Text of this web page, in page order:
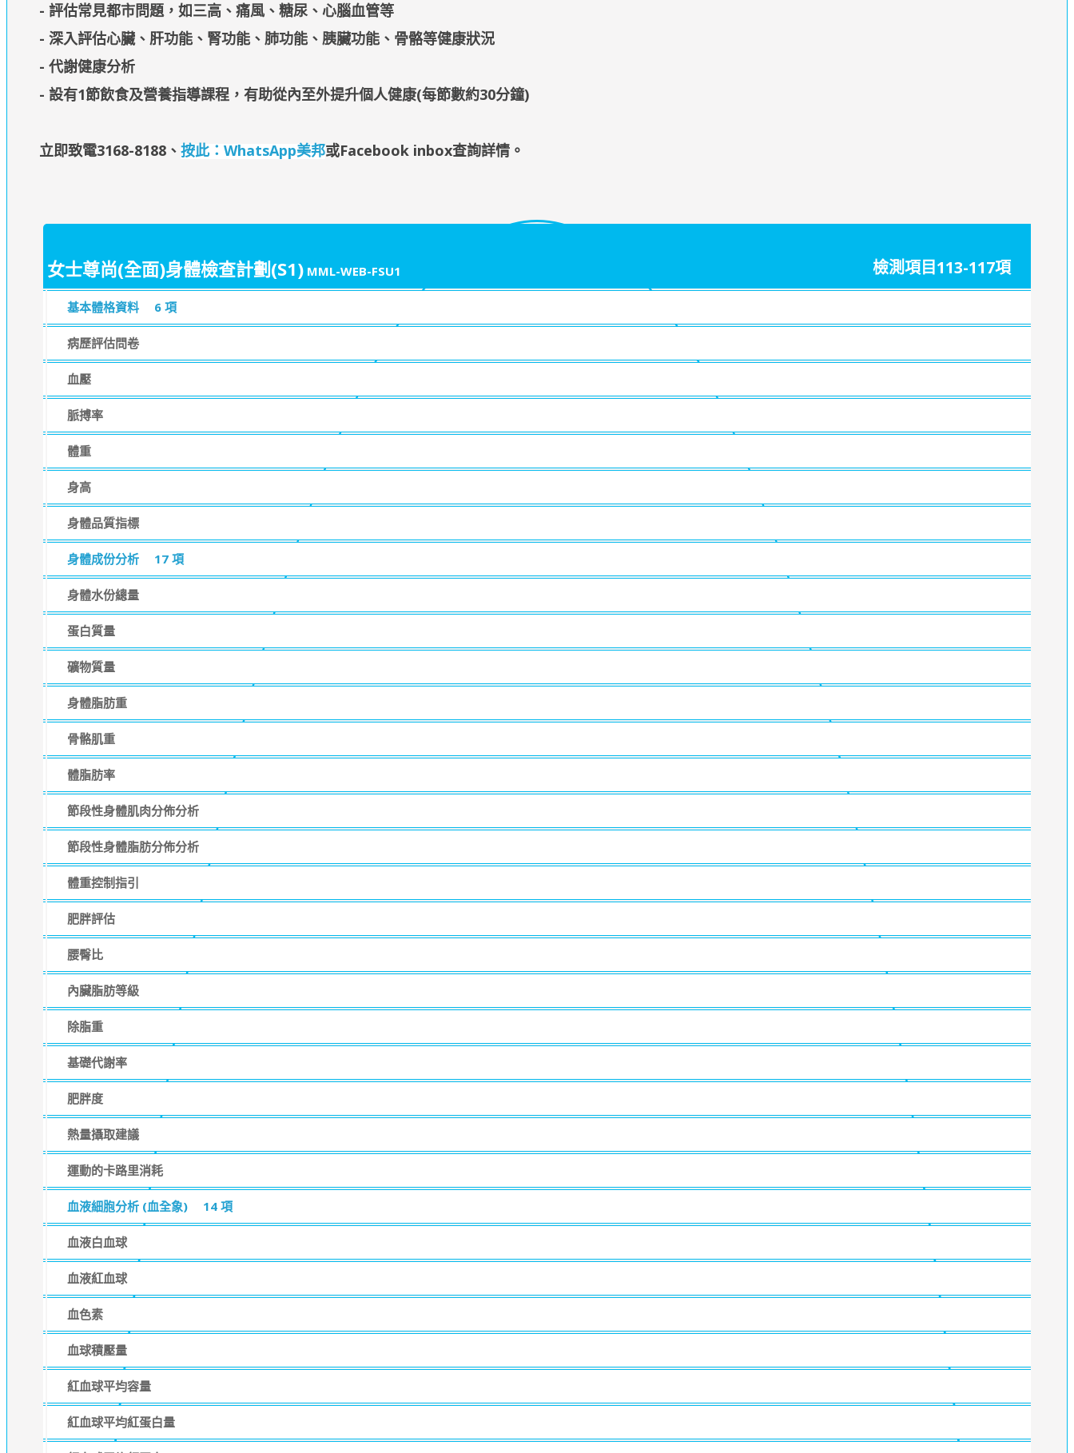
- 評估常見都市問題，如三高、痛風、糖尿、心腦血管等
- 深入評估心臟、肝功能、腎功能、肺功能、胰臟功能、骨骼等健康狀況
- 代謝健康分析
- 設有1節飲食及營養指導課程，有助從內至外提升個人健康(每節數約30分鐘)
立即致電3168-8188、 按此：WhatsApp美邦或Facebook inbox查詢詳情。
女士尊尚(全面)身體檢查計劃(S1) MML-WEB-FSU1 檢測項目113-117項
基本體格資料 6 項
病歷評估問卷
血壓
脈搏率
體重
身高
身體品質指標
身體成份分析 17 項
身體水份總量
蛋白質量
礦物質量
身體脂肪重
骨骼肌重
體脂肪率
節段性身體肌肉分佈分析
節段性身體脂肪分佈分析
體重控制指引
肥胖評估
腰臀比
內臟脂肪等級
除脂重
基礎代謝率
肥胖度
熱量攝取建議
運動的卡路里消耗
血液細胞分析 (血全象) 14 項
血液白血球
血液紅血球
血色素
血球積壓量
紅血球平均容量
紅血球平均紅蛋白量